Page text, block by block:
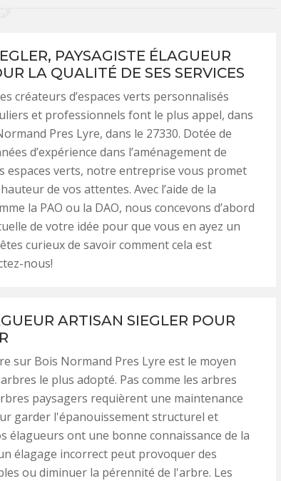
PAYSAGISTE ÉLAGUEUR
LA QUALITÉ DE SES SERVICES
créateurs d’espaces verts personnalisés
et professionnels font le plus appel, dans
Pres Lyre, dans le 27330. Dotée de
d’expérience dans l’aménagement de
espaces verts, notre entreprise vous promet
de vos attentes. Avec l’aide de la
la PAO ou la DAO, nous concevons d’abord
de votre idée pour que vous en ayez un
curieux de savoir comment cela est
nous!
ARTISAN SIEGLER POUR
sur Bois Normand Pres Lyre est le moyen
le plus adopté. Pas comme les arbres
paysagers requièrent une maintenance
garder l'épanouissement structurel et
élagueurs ont une bonne connaissance de la
élagage incorrect peut provoquer des
ou diminuer la pérennité de l'arbre. Les